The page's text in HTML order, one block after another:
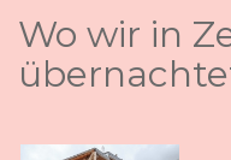
Wo wir in